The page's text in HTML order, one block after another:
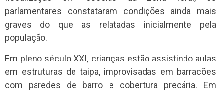
parlamentares constataram condições ainda mais
graves do que as relatadas inicialmente pela
população.
Em pleno século XXI, crianças estão assistindo aulas
em estruturas de taipa, improvisadas em barracões
com paredes de barro e cobertura precária. Em